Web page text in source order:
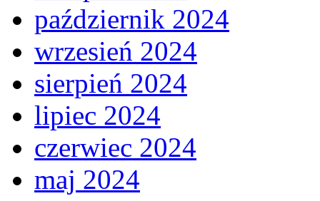
październik 2024
wrzesień 2024
sierpień 2024
lipiec 2024
czerwiec 2024
maj 2024